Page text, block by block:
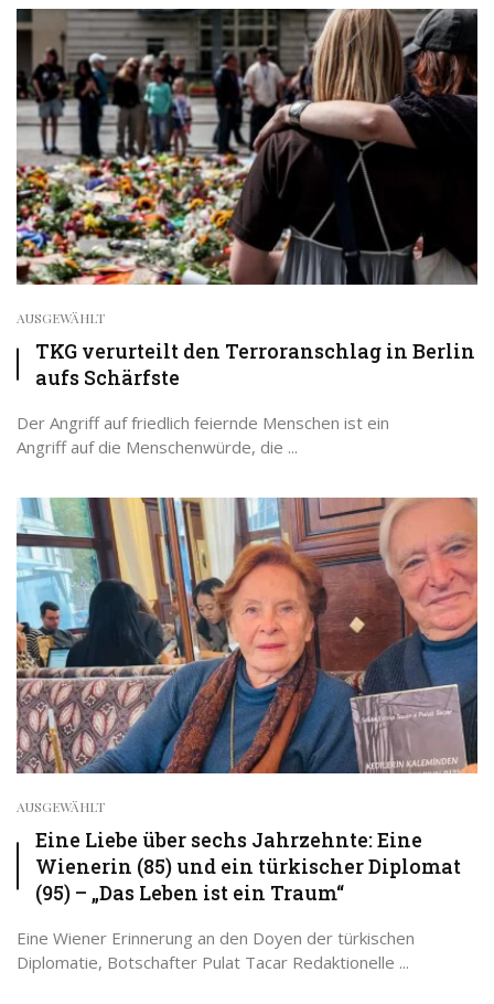
AUSGEWÄHLT
TKG verurteilt den Terroranschlag in Berlin
aufs Schärfste
Der Angriff auf friedlich feiernde Menschen ist ein
Angriff auf die Menschenwürde, die ...
AUSGEWÄHLT
Eine Liebe über sechs Jahrzehnte: Eine
Wienerin (85) und ein türkischer Diplomat
(95) – „Das Leben ist ein Traum“
Eine Wiener Erinnerung an den Doyen der türkischen
Diplomatie, Botschafter Pulat Tacar Redaktionelle ...